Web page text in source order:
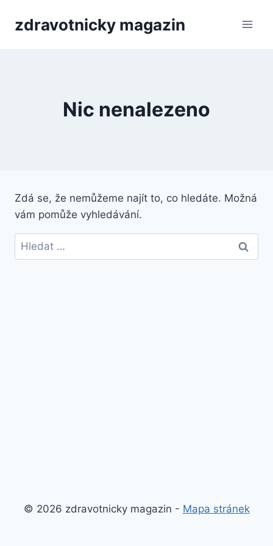
zdravotnicky magazin
Nic nenalezeno
Zdá se, že nemůžeme najít to, co hledáte. Možná
vám pomůže vyhledávání.
Vyhledávání
© 2026 zdravotnicky magazin - Mapa stránek